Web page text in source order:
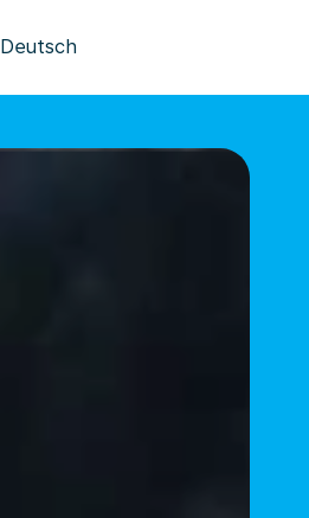
Deutsch